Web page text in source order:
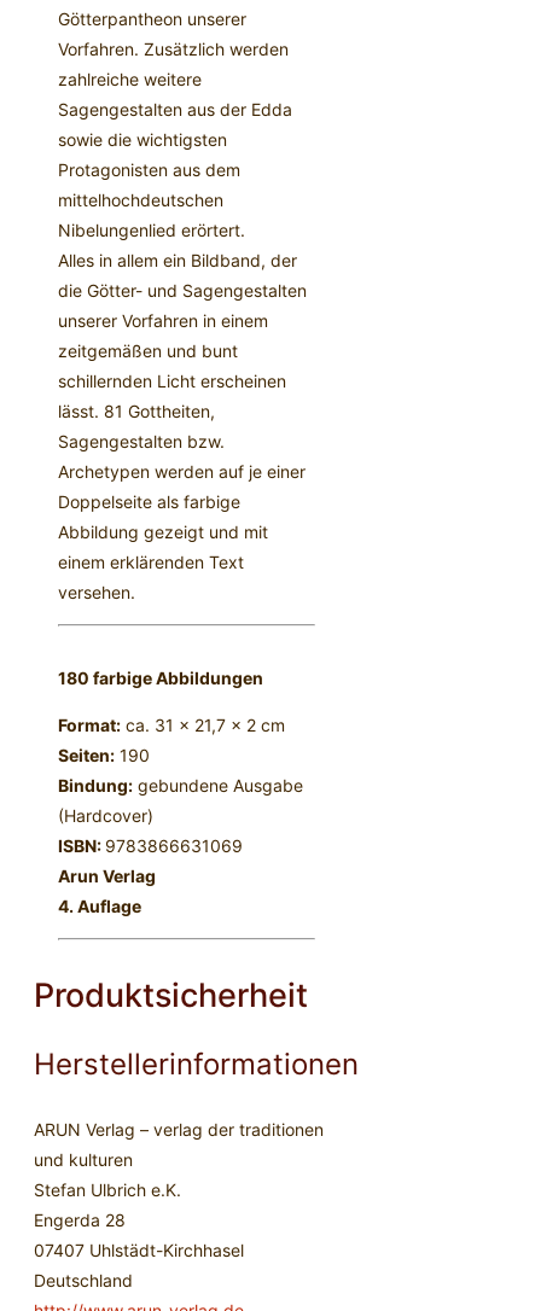
Götterpantheon unserer
Vorfahren. Zusätzlich werden
zahlreiche weitere
Sagengestalten aus der Edda
sowie die wichtigsten
Protagonisten aus dem
mittelhochdeutschen
Nibelungenlied erörtert.
Alles in allem ein Bildband, der
die Götter- und Sagengestalten
unserer Vorfahren in einem
zeitgemäßen und bunt
schillernden Licht erscheinen
lässt. 81 Gottheiten,
Sagengestalten bzw.
Archetypen werden auf je einer
Doppelseite als farbige
Abbildung gezeigt und mit
einem erklärenden Text
versehen.
180 farbige Abbildungen
Format: ca. 31 x 21,7 x 2 cm
Seiten: 190
Bindung: gebundene Ausgabe
(Hardcover)
ISBN: 9783866631069
Arun Verlag
4. Auflage
Produktsicherheit
Herstellerinformationen
ARUN Verlag – verlag der traditionen
und kulturen
Stefan Ulbrich e.K.
Engerda 28
07407 Uhlstädt-Kirchhasel
Deutschland